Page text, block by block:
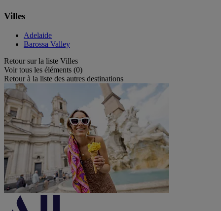
Villes
Adelaide
Barossa Valley
Retour sur la liste Villes
Voir tous les éléments (0)
Retour à la liste des autres destinations